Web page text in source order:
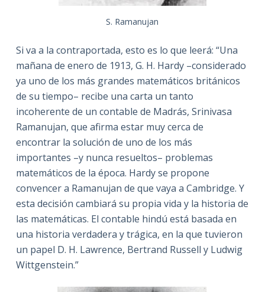
S. Ramanujan
Si va a la contraportada, esto es lo que leerá: “Una
mañana de enero de 1913, G. H. Hardy –considerado
ya uno de los más grandes matemáticos británicos
de su tiempo– recibe una carta un tanto
incoherente de un contable de Madrás, Srinivasa
Ramanujan, que afirma estar muy cerca de
encontrar la solución de uno de los más
importantes –y nunca resueltos– problemas
matemáticos de la época. Hardy se propone
convencer a Ramanujan de que vaya a Cambridge. Y
esta decisión cambiará su propia vida y la historia de
las matemáticas. El contable hindú está basada en
una historia verdadera y trágica, en la que tuvieron
un papel D. H. Lawrence, Bertrand Russell y Ludwig
Wittgenstein.”